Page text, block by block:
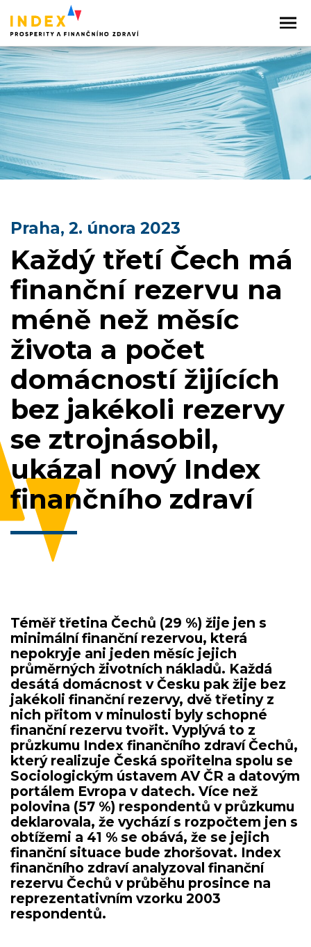
Praha, 2. února 2023
Každý třetí Čech má
finanční rezervu na
méně než měsíc
života a počet
domácností žijících
bez jakékoli rezervy
se ztrojnásobil,
ukázal nový Index
finančního zdraví
Téměř třetina Čechů (29 %) žije jen s
minimální finanční rezervou, která
nepokryje ani jeden měsíc jejich
průměrných životních nákladů. Každá
desátá domácnost v Česku pak žije bez
jakékoli finanční rezervy, dvě třetiny z
nich přitom v minulosti byly schopné
finanční rezervu tvořit. Vyplývá to z
průzkumu Index finančního zdraví Čechů,
který realizuje Česká spořitelna spolu se
Sociologickým ústavem AV ČR a datovým
portálem Evropa v datech. Více než
polovina (57 %) respondentů v průzkumu
deklarovala, že vychází s rozpočtem jen s
obtížemi a 41 % se obává, že se jejich
finanční situace bude zhoršovat. Index
finančního zdraví analyzoval finanční
rezervu Čechů v průběhu prosince na
reprezentativním vzorku 2003
respondentů.